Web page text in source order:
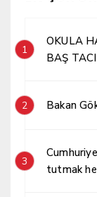
1
OKULA
BAŞ TACI
2 Bakan
3
tutmak